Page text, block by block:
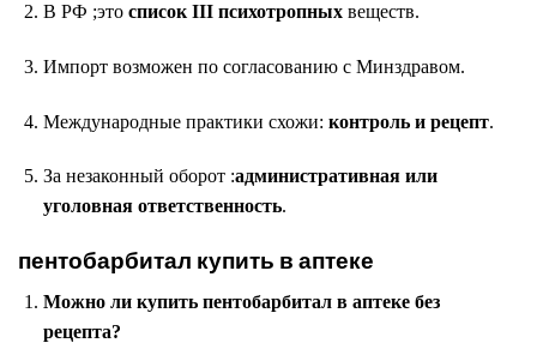
В РФ ;это список III психотропныхвеществ.
Импорт возможен по согласованию с Минздравом.
Международные практики схожи: контроль и рецепт.
За незаконный оборот :административная или
уголовная ответственность.
пентобарбитал купить в аптеке
Можно ли купить пентобарбитал в аптеке без
рецепта?